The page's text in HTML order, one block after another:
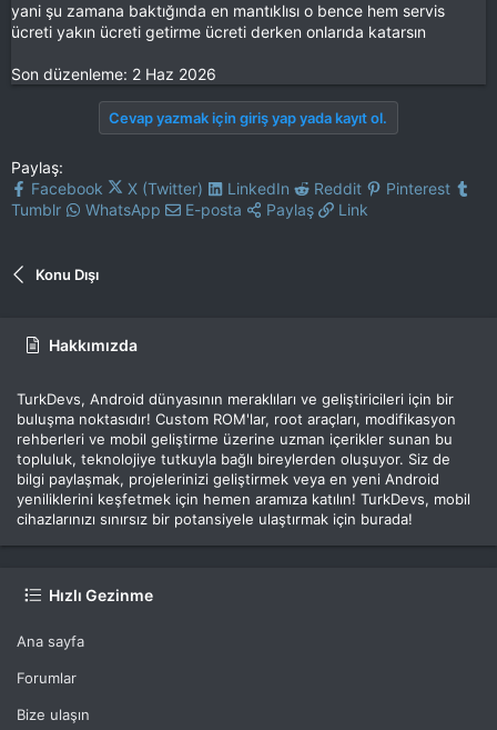
yani şu zamana baktığında en mantıklısı o bence hem servis
ücreti yakın ücreti getirme ücreti derken onlarıda katarsın
Son düzenleme: 2 Haz 2026
Cevap yazmak için giriş yap yada kayıt ol.
Paylaş:
Facebook
X (Twitter) LinkedIn Reddit
Pinterest
Tumblr
WhatsApp E-posta Paylaş Link
Konu Dışı
Hakkımızda
TurkDevs, Android dünyasının meraklıları ve geliştiricileri için bir
buluşma noktasıdır! Custom ROM'lar, root araçları, modifikasyon
rehberleri ve mobil geliştirme üzerine uzman içerikler sunan bu
topluluk, teknolojiye tutkuyla bağlı bireylerden oluşuyor. Siz de
bilgi paylaşmak, projelerinizi geliştirmek veya en yeni Android
yeniliklerini keşfetmek için hemen aramıza katılın! TurkDevs, mobil
cihazlarınızı sınırsız bir potansiyele ulaştırmak için burada!
Hızlı Gezinme
Ana sayfa
Forumlar
Bize ulaşın